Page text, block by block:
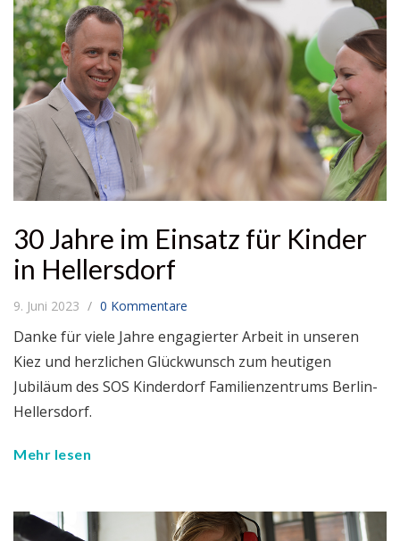
30 Jahre im Einsatz für Kinder
in Hellersdorf
9. Juni 2023 0 Kommentare
Danke für viele Jahre engagierter Arbeit in unseren
Kiez und herzlichen Glückwunsch zum heutigen
Jubiläum des SOS Kinderdorf Familienzentrums Berlin-
Hellersdorf.
Mehr lesen